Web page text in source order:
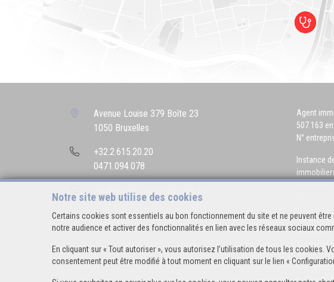
Notre site web utilise des cookies
Certains cookies sont essentiels au bon fonctionnement du site et ne peuvent
notre audience et activer des fonctionnalités en lien avec les réseaux sociaux
En cliquant sur « Tout autoriser », vous autorisez l’utilisation de tous les cookies.
consentement peut être modifié à tout moment en cliquant sur le lien «
Avenue Louise 379 Boîte 23
1050 Bruxelles
+32.2.615.20.20
0471.094.078
info@bettencourtrealestate.be
Agent
507.163
N°
Instance
505 38 50
RC
Place du
Charte